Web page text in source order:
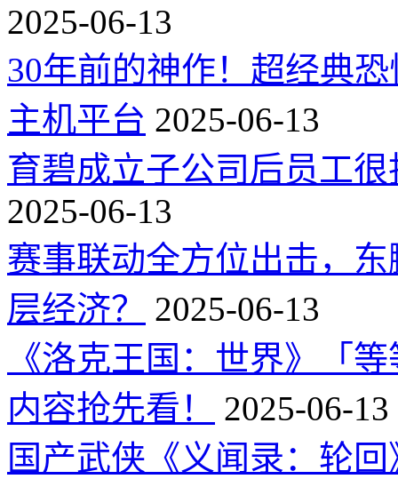
2025-06-13
30年前的神作！超经典
主机平台 2025-06-13
育碧成立子公司后员工
2025-06-13
赛事联动全方位出击，
层经济？
2025-06-13
《洛克王国：世界》「
内容抢先看！
2025-06-13
国产武侠《义闻录：轮